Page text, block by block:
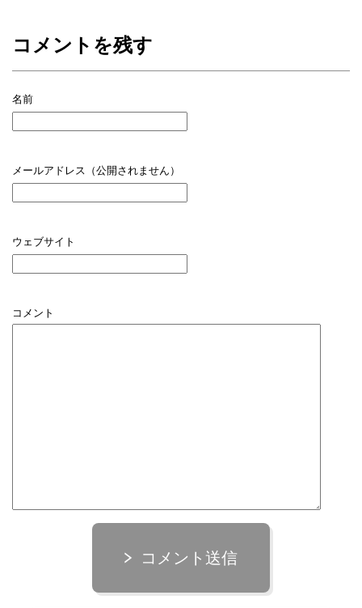
コメントを残す
名前
メールアドレス（公開されません）
ウェブサイト
コメント
コメント送信